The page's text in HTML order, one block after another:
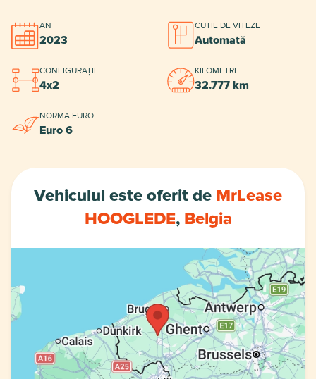
AN
2023
CUTIE DE VITEZE
Automată
CONFIGURAȚIE
4x2
KILOMETRI
32.777 km
NORMA EURO
Euro 6
Vehiculul este oferit de MrLease
HOOGLEDE, Belgia